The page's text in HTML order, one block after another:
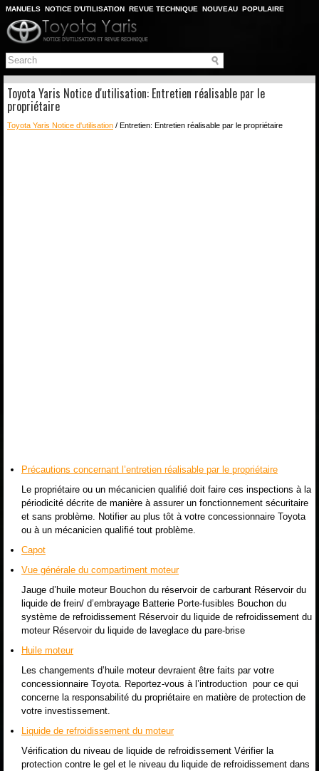
MANUELS NOTICE D'UTILISATION REVUE TECHNIQUE NOUVEAU POPULAIRE
PLAN DU SITE
CHERCHER
Toyota Yaris Notice d'utilisation: Entretien réalisable par le
propriétaire
Toyota Yaris Notice d'utilisation / Entretien: Entretien réalisable par le propriétaire
Précautions concernant l’entretien réalisable par le propriétaire
Le propriétaire ou un mécanicien qualifié doit faire ces inspections à la
périodicité décrite de manière à assurer un fonctionnement sécuritaire
et sans problème. Notifier au plus tôt à votre concessionnaire Toyota
ou à un mécanicien qualifié tout problème.
Capot
Vue générale du compartiment moteur
Jauge d’huile moteur Bouchon du réservoir de carburant Réservoir du
liquide de frein/ d’embrayage Batterie Porte-fusibles Bouchon du
système de refroidissement Réservoir du liquide de refroidissement du
moteur Réservoir du liquide de laveglace du pare-brise
Huile moteur
Les changements d’huile moteur devraient être faits par votre
concessionnaire Toyota. Reportez-vous à l’introduction pour ce qui
concerne la responsabilité du propriétaire en matière de protection de
votre investissement.
Liquide de refroidissement du moteur
Vérification du niveau de liquide de refroidissement Vérifier la
protection contre le gel et le niveau du liquide de refroidissement dans